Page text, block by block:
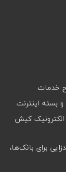
بسته اینترنت
الکترونیک کیش
برای بانک‌ها،